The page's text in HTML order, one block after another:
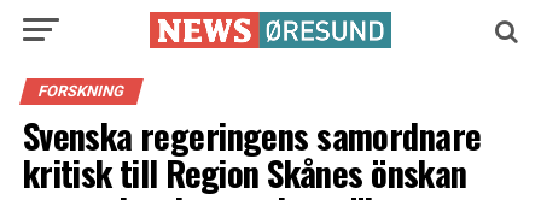
FORSKNING
Svenska regeringens samordnare
kritisk till Region Skånes önskan